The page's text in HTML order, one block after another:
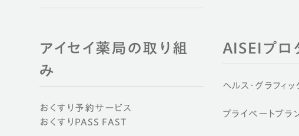
アイセイ薬局の取り組
み
おくすり予約サービス
おくすりPASS FAST
AISEIプロ
ヘルス・グラフィ
プライベートブラ